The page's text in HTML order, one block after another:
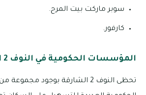
سوبر ماركت بيت المرح.
كارفور.
المؤسسات الحكومية في النوف 2 الشارقة
تحظى النوف 2 الشارقة بوجود